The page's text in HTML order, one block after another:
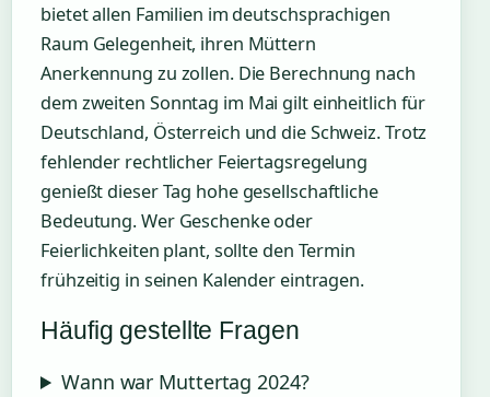
bietet allen Familien im deutschsprachigen
Raum Gelegenheit, ihren Müttern
Anerkennung zu zollen. Die Berechnung nach
dem zweiten Sonntag im Mai gilt einheitlich für
Deutschland, Österreich und die Schweiz. Trotz
fehlender rechtlicher Feiertagsregelung
genießt dieser Tag hohe gesellschaftliche
Bedeutung. Wer Geschenke oder
Feierlichkeiten plant, sollte den Termin
frühzeitig in seinen Kalender eintragen.
Häufig gestellte Fragen
Wann war Muttertag 2024?